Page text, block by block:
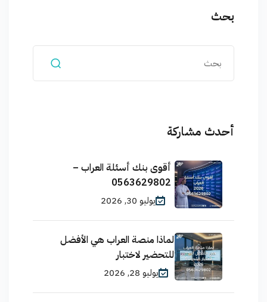
بحث
أحدث مشاركة
أقوى بنك أسئلة العراب –
0563629802
يوليو 30, 2026
لماذا منصة العراب هي الأفضل
للتحضير لاختبار
يوليو 28, 2026